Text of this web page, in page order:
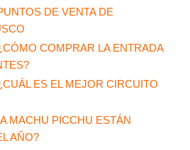
DE VENTA DE
COMPRAR LA ENTRADA
ES EL MEJOR CIRCUITO
MACHU PICCHU ESTÁN
AÑO?